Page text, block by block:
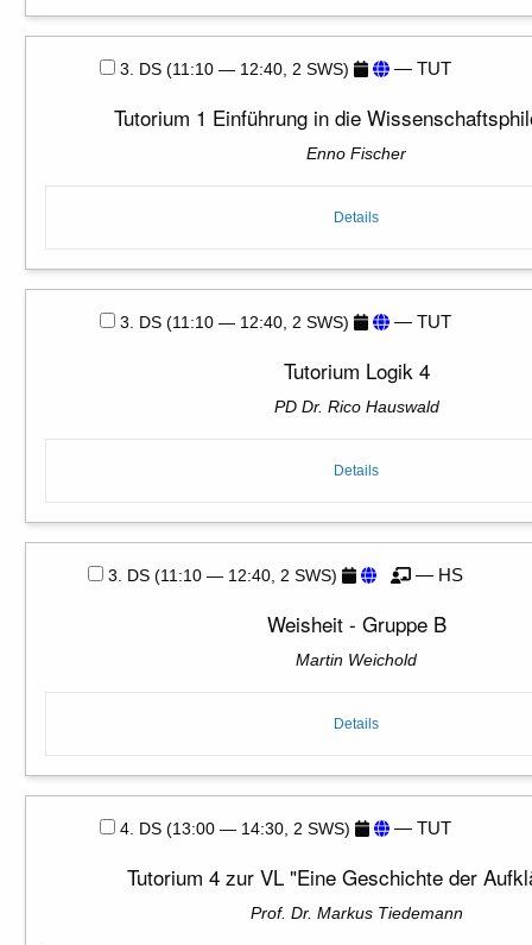
3. DS (11:10 — 12:40, 2 SWS) — TUT
Tutorium 1 Einführung in die
Enno Fischer
Details
3. DS (11:10 — 12:40, 2 SWS) — TUT
Tutorium Logik 4
PD Dr. Rico Hauswald
Details
3. DS (11:10 — 12:40, 2 SWS) — HS
Weisheit - Gruppe B
Martin Weichold
Details
4. DS (13:00 — 14:30, 2 SWS) — TUT
Tutorium 4 zur VL "Eine Geschichte der
Prof. Dr. Markus Tiedemann